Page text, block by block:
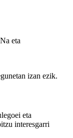
eta
izan ezik.
eta
interesgarri